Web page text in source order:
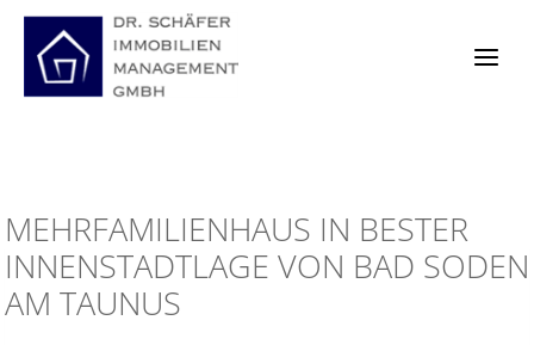
Zum
Inhalt
springen
MEHRFAMILIENHAUS IN BESTER
INNENSTADTLAGE VON BAD SODEN
AM TAUNUS